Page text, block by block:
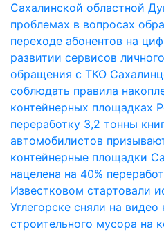
Сахалинской областной
проблемах в вопросах
переходе абонентов на
развитии сервисов
обращения с ТКО
соблюдать правила
контейнерных площадках
переработку 3,2 тонны
автомобилистов
контейнерные площадки
нацелена на 40%
Известковом стартовали
Углегорске сняли на
строительного мусора на